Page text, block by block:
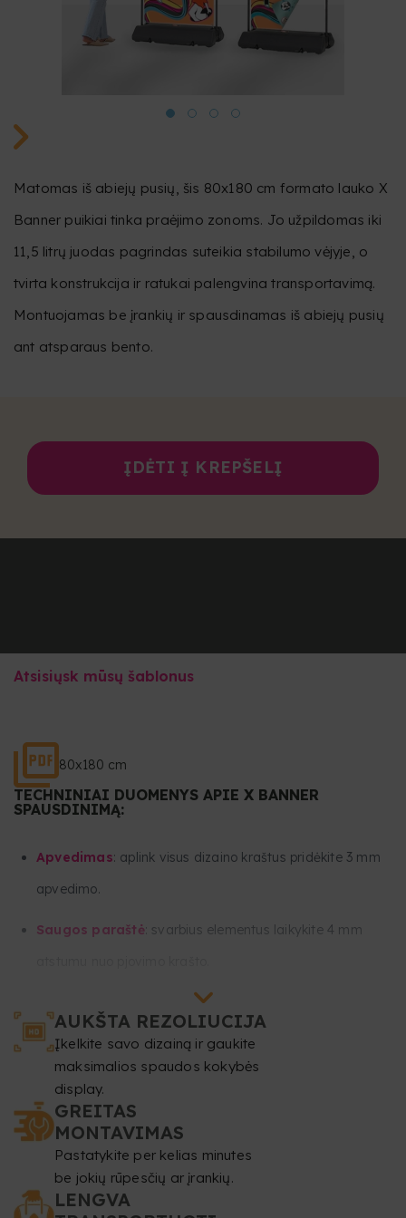
Matomas iš abiejų pusių, šis 80x180 cm formato lauko X
Banner puikiai tinka praėjimo zonoms. Jo užpildomas iki
11,5 litrų juodas pagrindas suteikia stabilumo vėjyje, o
tvirta konstrukcija ir ratukai palengvina transportavimą.
Montuojamas be įrankių ir spausdinamas iš abiejų pusių
ant atsparaus bento.
ĮDĖTI Į KREPŠELĮ
Atsisiųsk mūsų šablonus
80x180 cm
TECHNINIAI DUOMENYS APIE X BANNER
SPAUSDINIMĄ:
Apvedimas: aplink visus dizaino kraštus pridėkite 3 mm
apvedimo.
Saugos paraštė: svarbius elementus laikykite 4 mm
Visus svarbius tekstus ir vaizdus laikykite bent 50 mm nuo
apatinės ir 50 mm nuo viršutinės dizaino dalies, nes tai
zonos, skirtos kilputėms ir įtempikliams.
Skiriamoji geba
Spalvų režimas : CMYK.
Failo formatas : PDF 1:1 masteliu (be slaptažodžio).
AUKŠTA REZOLIUCIJA
Įkelkite savo dizainą ir gaukite
maksimalios spaudos kokybės
display.
GREITAS
MONTAVIMAS
Pastatykite per kelias minutes
be jokių rūpesčių ar įrankių.
LENGVA